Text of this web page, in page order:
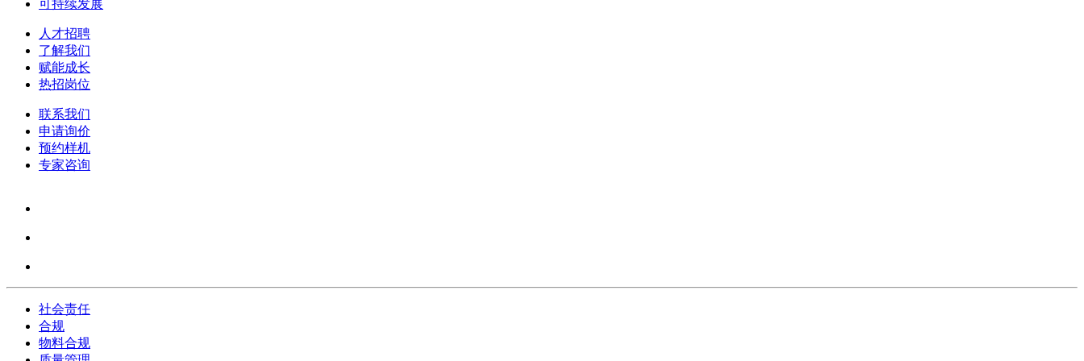
可持续发展
人才招聘
了解我们
赋能成长
热招岗位
联系我们
申请询价
预约样机
专家咨询
社会责任
合规
物料合规